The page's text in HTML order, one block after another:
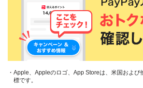
・Apple、Appleのロゴ、App Storeは、米国およ
標です。